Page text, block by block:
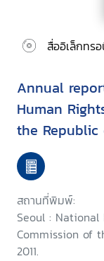
สื่ออิเล็กทร
Annual
Human
the Republic
สถานที่พิมพ์:
Seoul : National
Commission of
2011.